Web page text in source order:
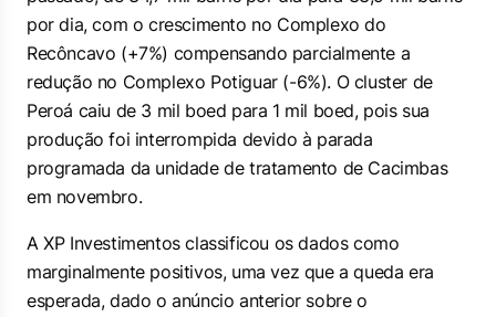
por dia, com o crescimento no Complexo do
Recôncavo (+7%) compensando parcialmente a
redução no Complexo Potiguar (-6%). O cluster de
Peroá caiu de 3 mil boed para 1 mil boed, pois sua
produção foi interrompida devido à parada
programada da unidade de tratamento de Cacimbas
em novembro.
A XP Investimentos classificou os dados como
marginalmente positivos, uma vez que a queda era
esperada, dado o anúncio anterior sobre o